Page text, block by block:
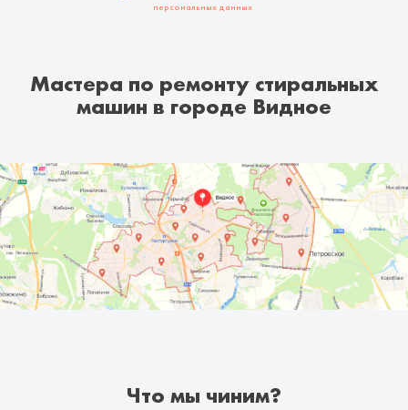
персональных данных
Мастера по ремонту стиральных
машин в городе Видное
Что мы чиним?